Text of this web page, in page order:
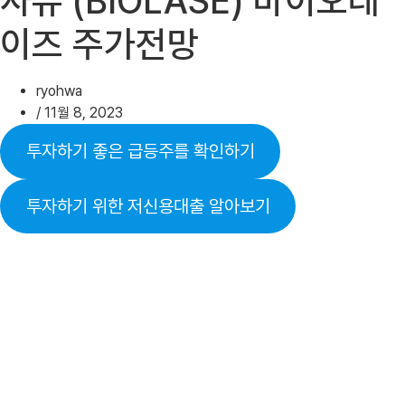
이즈 주가전망
ryohwa
/ 11월 8, 2023
투자하기 좋은 급등주를 확인하기
투자하기 위한 저신용대출 알아보기